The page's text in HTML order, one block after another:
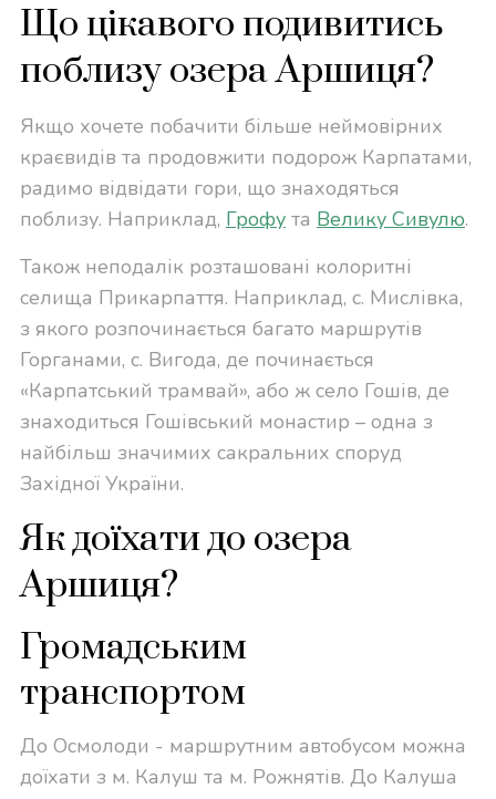
Що цікавого подивитись
поблизу озера Аршиця?
Якщо хочете побачити більше неймовірних
краєвидів та продовжити подорож Карпатами,
радимо відвідати гори, що знаходяться
поблизу. Наприклад, Грофута Велику Сивулю.
Також неподалік розташовані колоритні
селища Прикарпаття. Наприклад, с. Мислівка,
з якого розпочинається багато маршрутів
Горганами, с. Вигода, де починається
«Карпатський трамвай», або ж село Гошів, де
знаходиться Гошівський монастир – одна з
найбільш значимих сакральних споруд
Західної України.
Як доїхати до озера
Аршиця?
Громадським
транспортом
До Осмолоди - маршрутним автобусом можна
доїхати з м. Калуш та м. Рожнятів. До Калуша